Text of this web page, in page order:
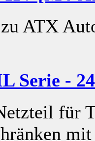
ATX
Serie -
für